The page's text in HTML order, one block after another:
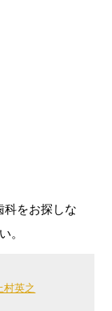
科をお探しな
。
村英之